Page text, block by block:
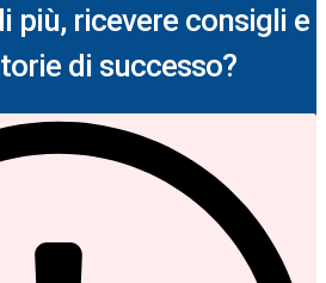
più, ricevere consigli e
di successo?